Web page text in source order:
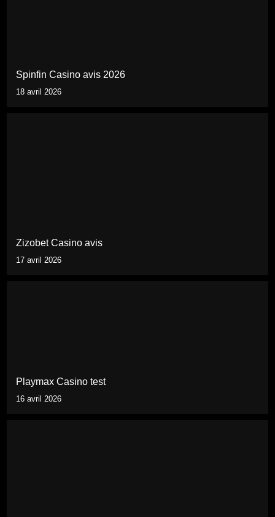
Spinfin Casino avis 2026
18 avril 2026
Zizobet Casino avis
17 avril 2026
Playmax Casino test
16 avril 2026